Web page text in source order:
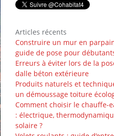
Articles récents
Construire un mur en
guide de pose pour
Erreurs à éviter lors de la
dalle béton extérieure
Produits naturels et
un démoussage toiture
Comment choisir le chauffe-
: électrique,
solaire ?